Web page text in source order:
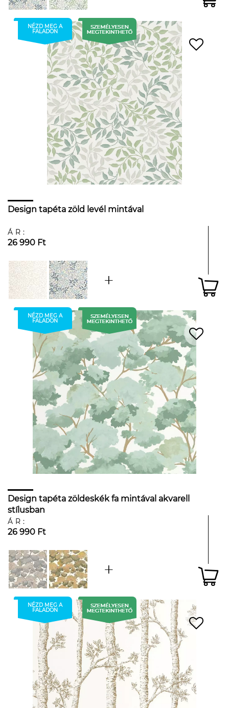
NÉZD MEG A
FALADON
Design tapéta zöld levél mintával
ÁR:
26 990 Ft
NÉZD MEG A
FALADON
Design tapéta zöldeskék fa mintával akvarell
stílusban
ÁR:
26 990 Ft
NÉZD MEG A
FALADON